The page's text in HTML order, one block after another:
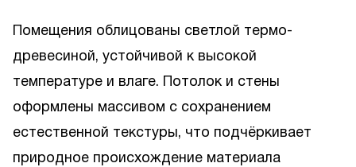
Помещения облицованы светлой термо-
древесиной, устойчивой к высокой
температуре и влаге. Потолок и стены
оформлены массивом с сохранением
естественной текстуры, что подчёркивает
природное происхождение материала